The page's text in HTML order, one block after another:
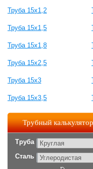
Труба 15х1,2
Труба 15х1,5
Труба 15х1,8
Труба 15х2,5
Труба 15х3
Труба 15х3,5
Трубный калькулятор
Труба
Сталь